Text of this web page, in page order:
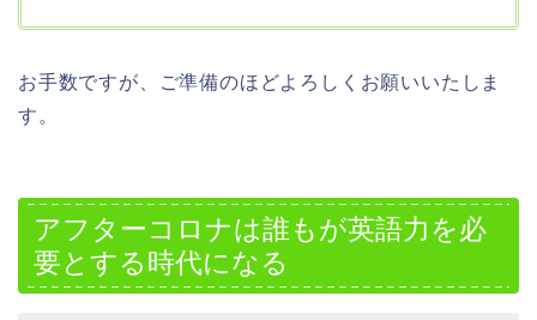
お手数ですが、ご準備のほどよろしくお願いいたしま
す。
アフターコロナは誰もが英語力を必
要とする時代になる